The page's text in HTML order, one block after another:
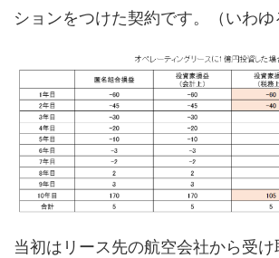
ションをつけた契約です。（いわゆ
当初はリース先の航空会社から受け